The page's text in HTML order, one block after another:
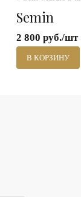
Semin
2 800 руб./шт
В КОРЗИНУ